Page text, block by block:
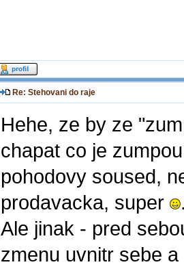
Re: Stehovani do raje
Hehe, ze by ze
chapat co je
pohodovy soused,
prodavacka, super
Ale jinak - pred
zmenu uvnitr sebe